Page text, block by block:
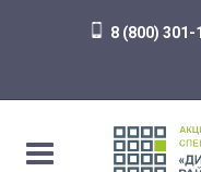
8 (800) 301-